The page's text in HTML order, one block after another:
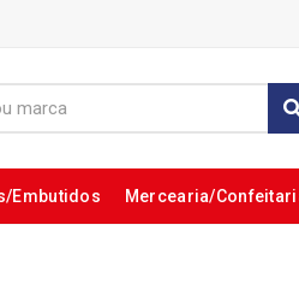
Embutidos Mercearia/